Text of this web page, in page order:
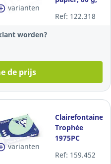
varianten
500 vel
Ref: 122.318
worden?
de prijs
varianten
Clairefontaine
Trophée
1975PC
papier, 80 g,
Ref: 159.452